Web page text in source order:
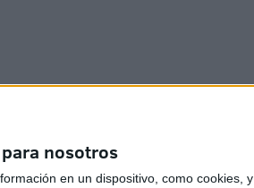
nosotros
en un dispositivo, como cookies, y